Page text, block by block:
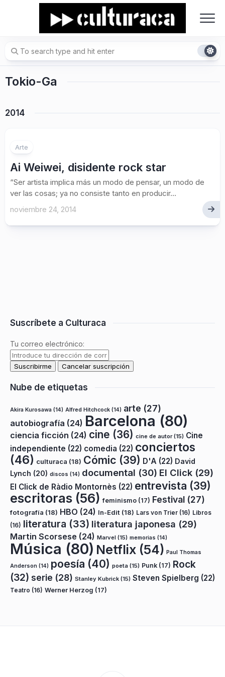
Tokio-Ga
2014
Arte
Ai Weiwei, disidente rock star
“Ser artista implica más un modo de pensar, un modo de
ver las cosas; ya no consiste tanto en producir...
noviembre 24, 2014
Suscríbete a Culturaca
Tu correo electrónico:
Nube de etiquetas
Akira Kurosawa (14) Alfred Hitchcock (14) arte (27)
autobiografía (24) Barcelona (80)
ciencia ficción (24) cine (36) cine de autor(15) Cine
independiente (22) comedia (22) conciertos
(46) culturaca (18) Cómic (39) D'A (22) David
Lynch (20) discos (14) documental (30) El Click (29)
El Click de Ràdio Montornès (22) entrevista (39)
escritoras (56) feminismo (17) Festival (27)
fotografía (18) HBO (24) In-Edit (18) Lars von Trier (16) Libros
(16) literatura (33) literatura japonesa (29)
Martin Scorsese (24) Marvel (15) memorias (14)
Música (80) Netflix (54) Paul Thomas
Anderson (14) poesía (40) poeta (15) Punk (17) Rock
(32) serie (28) Stanley Kubrick (15) Steven Spielberg (22)
Teatro (16) Werner Herzog (17)